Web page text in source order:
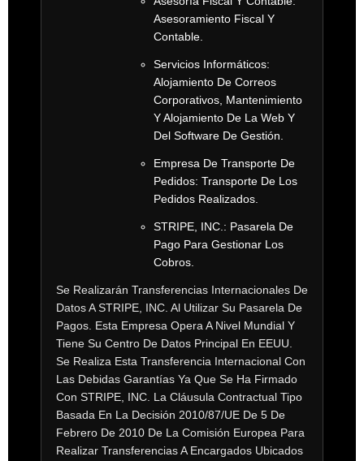
Asesoramiento Fiscal Y
Contable.
Servicios Informáticos:
Alojamiento De Correos
Corporativos, Mantenimiento
Y Alojamiento De La Web Y
Del Software De Gestión.
Empresa De Transporte De
Pedidos: Transporte De Los
Pedidos Realizados.
STRIPE, INC.: Pasarela De
Pago Para Gestionar Los
Cobros.
Se Realizarán Transferencias Internacionales De
Datos A STRIPE, INC. Al Utilizar Su Pasarela De
Pagos. Esta Empresa Opera A Nivel Mundial Y
Tiene Su Centro De Datos Principal En EEUU.
Se Realiza Esta Transferencia Internacional Con
Las Debidas Garantías Ya Que Se Ha Firmado
Con STRIPE, INC. La Cláusula Contractual Tipo
Basada En La Decisión 2010/87/UE De 5 De
Febrero De 2010 De La Comisión Europea Para
Realizar Transferencias A Encargados Ubicados